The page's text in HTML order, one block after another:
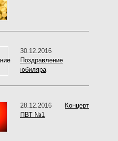
30.12.2016
Поздравление
юбиляра
28.12.2016
Концерт
ПВТ №1